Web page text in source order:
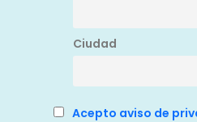
Ciudad
Acepto aviso de